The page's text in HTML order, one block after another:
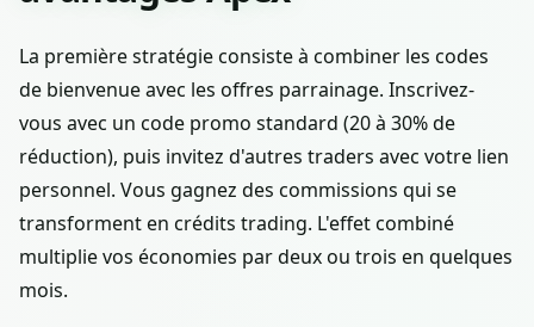
La première stratégie consiste à combiner les codes
de bienvenue avec les offres parrainage. Inscrivez-
vous avec un code promo standard (20 à 30% de
réduction), puis invitez d'autres traders avec votre lien
personnel. Vous gagnez des commissions qui se
transforment en crédits trading. L'effet combiné
multiplie vos économies par deux ou trois en quelques
mois.